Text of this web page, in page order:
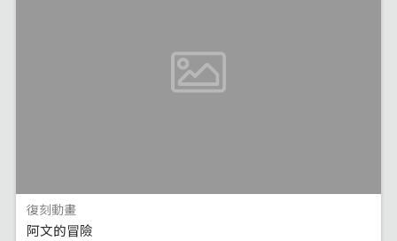
復刻動畫
阿文的冒險